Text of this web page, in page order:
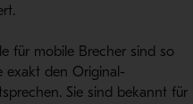
für mobile Brecher sind so
exakt den Original-
Sie sind bekannt für